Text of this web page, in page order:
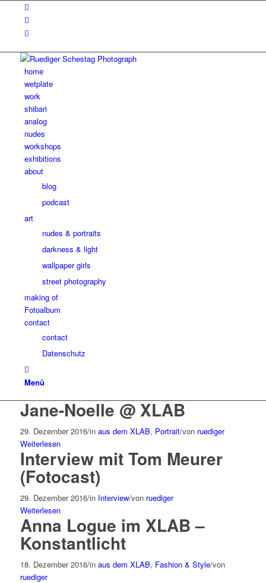
home
wetplate
work
shibari
analog
nudes
workshops
exhibitions
about
blog
podcast
art
nudes & portraits
darkness & light
wallpaper girls
street photography
making of
Fotoalbum
contact
contact
Datenschutz
Menü
Jane-Noelle @ XLAB
29. Dezember 2016/in aus dem XLAB, Portrait/von ruediger
Weiterlesen
Interview mit Tom Meurer
(Fotocast)
29. Dezember 2016/in Interview/von ruediger
Weiterlesen
Anna Logue im XLAB –
Konstantlicht
18. Dezember 2016/in aus dem XLAB, Fashion & Style/von
ruediger